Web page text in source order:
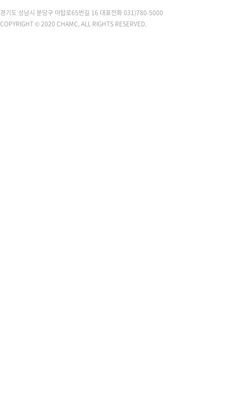
경기도 성남시 분당구 야탑로65번길 16 대표전화 031)780-5000
COPYRIGHT © 2020 CHAMC, ALL RIGHTS RESERVED.